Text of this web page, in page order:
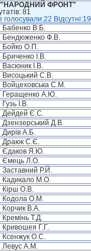
"НАРОДНИЙ ФРОНТ"
81
Відсутні:19
Бабенко В.Б.
Бендюженко Ф.В.
Бойко О.П.
Бриченко І.В.
Васюник І.В.
Висоцький С.В.
Войцеховська С.М.
Геращенко А.Ю.
Гузь І.В.
Дейдей Є.С.
Дзензерський Д.В.
Дирів А.Б.
Драюк С.Є.
Єдаков Я.Ю.
Ємець Л.О.
Заставний Р.Й.
Кадикало М.О.
Кірш О.В.
Кодола О.М.
Корчик В.А.
Кремінь Т.Д.
Кривошея Г.Г.
Ксенжук О.С.
Левус А.М.